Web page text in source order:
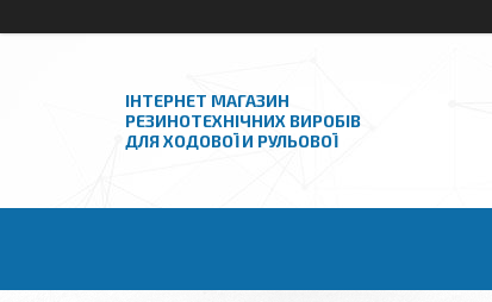
ІНТЕРНЕТ МАГАЗИН
РЕЗИНОТЕХНІЧНИХ ВИРОБІВ
ДЛЯ ХОДОВОЇ И РУЛЬОВОЇ